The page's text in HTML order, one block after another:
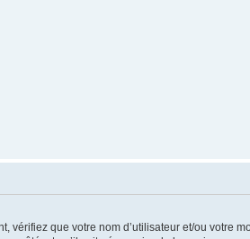
vérifiez que votre nom d’utilisateur et/ou votre